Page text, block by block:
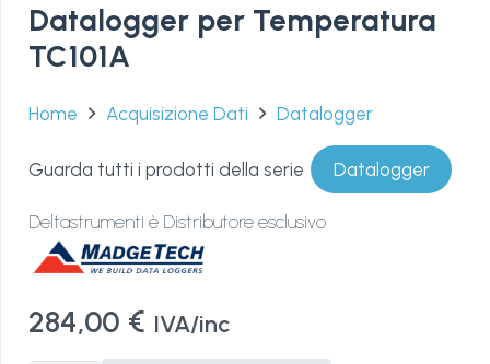
Datalogger per Temperatura
TC101A
Home Acquisizione Dati Datalogger
Guarda tutti i prodotti della serie Datalogger
Deltastrumenti è Distributore esclusivo
284,00 € IVA/inc